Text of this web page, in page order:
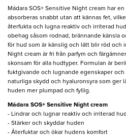
Mádara SOS+ Sensitive Night cream har
absorberas snabbt utan att kännas fet,
återfukta och lugna reaktiv och irriterad
obehag såsom rodnad, brännande känsla
för hud som är känslig och lätt blir röd och
Night cream är fri från parfym och
skonsam för alla hudtyper. Formulan är
fuktgivande och lugnande egenskaper
naturliga skydd och hyaluronsyra som ger
huden mer plumpad och fyllig.
Mádara SOS+ Sensitive Night cream
- Lindrar och lugnar reaktiv och irriterad hud
- Stärker och skyddar huden
- Återfuktar och ökar hudens komfort